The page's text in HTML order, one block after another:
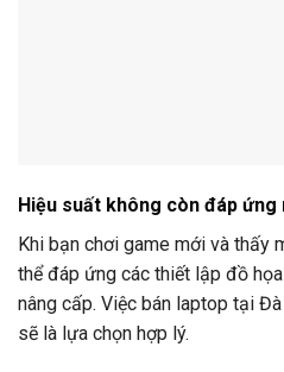
Hiệu suất không còn đáp ứng
Khi bạn chơi game mới và thấy
thể đáp ứng các thiết lập đồ
nâng cấp. Việc bán laptop tại
sẽ là lựa chọn hợp lý.